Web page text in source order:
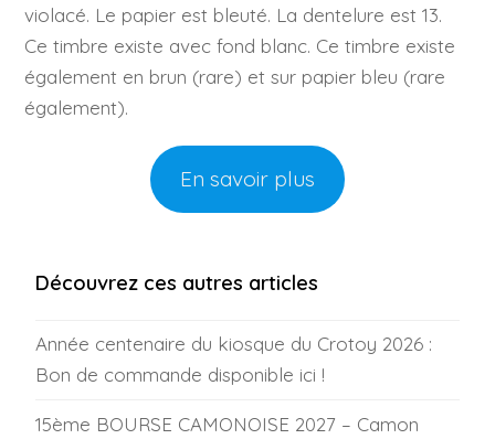
violacé. Le papier est bleuté. La dentelure est 13.
Ce timbre existe avec fond blanc. Ce timbre existe
également en brun (rare) et sur papier bleu (rare
également).
En savoir plus
Découvrez ces autres articles
Année centenaire du kiosque du Crotoy 2026 :
Bon de commande disponible ici !
15ème BOURSE CAMONOISE 2027 – Camon